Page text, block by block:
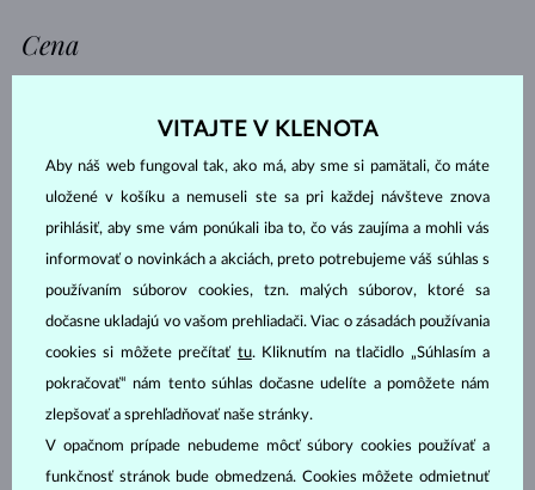
Cena
Výbrus
GUĽATÝ KVAPKA
SMARAGD
MARKÍZA
ASSCHER OSEMHRAN
OLD MINE
VITAJTE V KLENOTA
Aby náš web fungoval tak, ako má, aby sme si pamätali, čo máte
uložené v košíku a nemuseli ste sa pri každej návšteve znova
prihlásiť, aby sme vám ponúkali iba to, čo vás zaujíma a mohli vás
informovať o novinkách a akciách, preto potrebujeme váš súhlas s
používaním súborov cookies, tzn. malých súborov, ktoré sa
dočasne ukladajú vo vašom prehliadači. Viac o zásadách používania
cookies si môžete prečítať tu. Kliknutím na tlačidlo „Súhlasím a
pokračovať“ nám tento súhlas dočasne udelíte a pomôžete nám
zlepšovať a sprehľadňovať naše stránky.
V opačnom prípade nebudeme môcť súbory cookies používať a
funkčnosť stránok bude obmedzená. Cookies môžete odmietnuť